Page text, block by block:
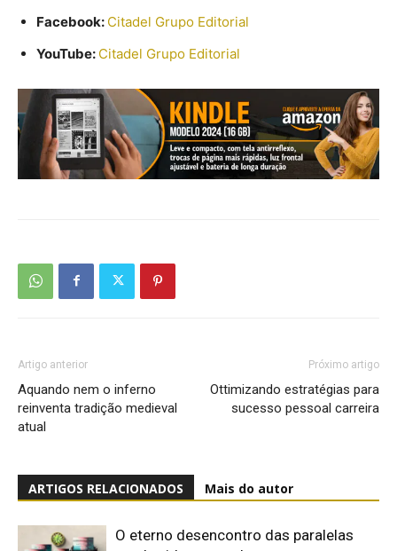
Facebook: Citadel Grupo Editorial
YouTube: Citadel Grupo Editorial
Artigo anterior
Aquando nem o inferno
reinventa tradição medieval
atual
Próximo artigo
Ottimizando estratégias para
sucesso pessoal carreira
ARTIGOS RELACIONADOS Mais do autor
O eterno desencontro das paralelas